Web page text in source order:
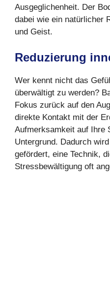
Ausgeglichenheit. Der
dabei wie ein natürlicher
und Geist.
Reduzierung
Wer kennt nicht das
überwältigt zu werden?
Fokus zurück auf den
direkte Kontakt mit der
Aufmerksamkeit auf Ihre
Untergrund. Dadurch
gefördert, eine Technik,
Stressbewältigung oft